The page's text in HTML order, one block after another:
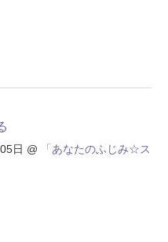
日 @
「あなたのふじみ☆ス